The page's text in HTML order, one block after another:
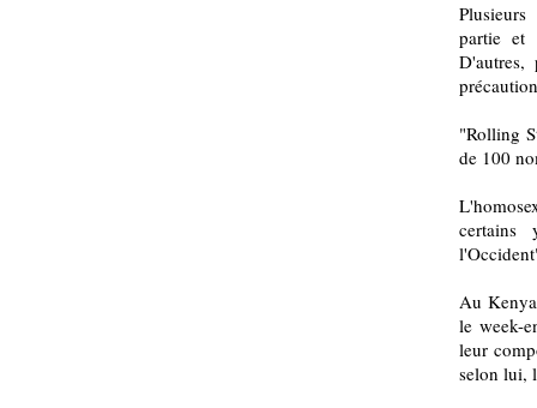
partie et
D'autres,
"Rolling
de 100
certains
Au
le week-
leur
selon lui,